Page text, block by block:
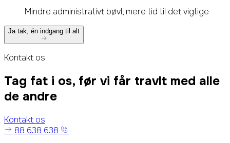
Mindre administrativt bøvl, mere tid til det vigtige
Ja tak, én indgang til alt
Kontakt os
Tag fat i os, før vi får travlt med alle
de andre
Kontakt os
88 638 638